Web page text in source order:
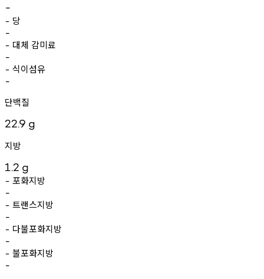
-
- 당
-
- 대체 감미료
-
- 식이섬유
-
단백질
22.9 g
지방
1.2 g
- 포화지방
-
- 트랜스지방
-
- 다불포화지방
-
- 불포화지방
-